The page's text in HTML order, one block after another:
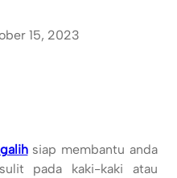
15, 2023
siap membantu anda
pada kaki-kaki atau